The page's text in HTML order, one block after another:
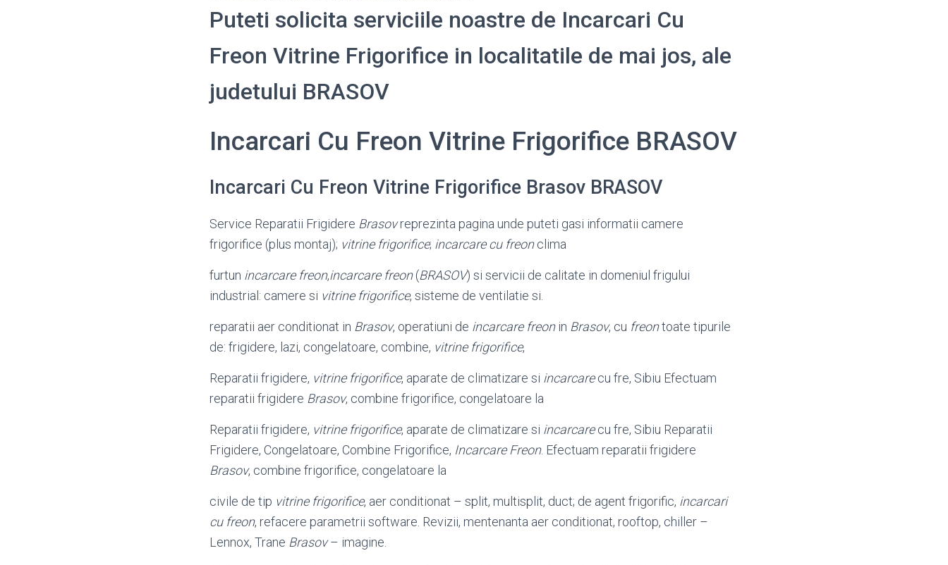
Puteti solicita serviciile noastre de Incarcari Cu
Freon Vitrine Frigorifice in localitatile de mai jos, ale
judetului BRASOV
Incarcari Cu Freon Vitrine Frigorifice BRASOV
Incarcari Cu Freon Vitrine Frigorifice Brasov BRASOV
Service Reparatii Frigidere Brasovreprezinta pagina unde puteti gasi informatii camere
frigorifice (plus montaj); vitrine frigorifice; incarcare cu freonclima
furtun incarcare freon,incarcare freon(BRASOV) si servicii de calitate in domeniul frigului
industrial: camere si vitrine frigorifice, sisteme de ventilatie si.
reparatii aer conditionat in Brasov, operatiuni de incarcare freonin Brasov, cu freontoate tipurile
de: frigidere, lazi, congelatoare, combine, vitrine frigorifice,
Reparatii frigidere, vitrine frigorifice, aparate de climatizare si incarcarecu fre, Sibiu Efectuam
reparatii frigidere Brasov, combine frigorifice, congelatoare la
Reparatii frigidere, vitrine frigorifice, aparate de climatizare si incarcarecu fre, Sibiu Reparatii
Frigidere, Congelatoare, Combine Frigorifice, Incarcare Freon. Efectuam reparatii frigidere
Brasov, combine frigorifice, congelatoare la
civile de tip vitrine frigorifice, aer conditionat – split, multisplit, duct; de agent frigorific, incarcari
cu freon, refacere parametrii software. Revizii, mentenanta aer conditionat, rooftop, chiller –
Lennox, Trane Brasov– imagine.